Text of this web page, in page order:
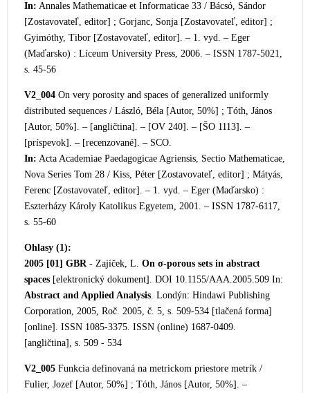
In: Annales Mathematicae et Informaticae 33 / Bácsó, Sándor
[Zostavovateľ, editor] ; Gorjanc, Sonja [Zostavovateľ, editor] ;
Gyimóthy, Tibor [Zostavovateľ, editor]. – 1. vyd. – Eger
(Maďarsko) : Líceum University Press, 2006. – ISSN 1787-5021,
s. 45-56
V2_004 On very porosity and spaces of generalized uniformly
distributed sequences / László, Béla [Autor, 50%] ; Tóth, János
[Autor, 50%]. – [angličtina]. – [OV 240]. – [ŠO 1113]. –
[príspevok]. – [recenzované]. – SCO.
In: Acta Academiae Paedagogicae Agriensis, Sectio Mathematicae,
Nova Series Tom 28 / Kiss, Péter [Zostavovateľ, editor] ; Mátyás,
Ferenc [Zostavovateľ, editor]. – 1. vyd. – Eger (Maďarsko) :
Eszterházy Károly Katolikus Egyetem, 2001. – ISSN 1787-6117,
s. 55-60
Ohlasy (1):
2005 [01] GBR- Zajíček, L. On σ-porous sets in abstract
spaces [elektronický dokument]. DOI 10.1155/AAA.2005.509 In:
Abstract and Applied Analysis. Londýn: Hindawi Publishing
Corporation, 2005, Roč. 2005, č. 5, s. 509-534 [tlačená forma]
[online]. ISSN 1085-3375. ISSN (online) 1687-0409.
[angličtina], s. 509 - 534
V2_005 Funkcia definovaná na metrickom priestore metrík /
Fulier, Jozef [Autor, 50%] ; Tóth, János [Autor, 50%]. –